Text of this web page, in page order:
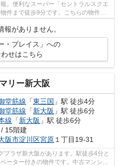
。便利なスーパー「セントラルスクエ
件まで徒歩9分です。こちらの物件に
報がありません。
・プレイス」への
せはこちら
リー新大阪
堂筋線 「東三国 」駅 徒歩4分
堂筋線 「新大阪 」駅 徒歩6分
線 「新大阪 」駅 徒歩6分
15階建
阪市淀川区宮原１丁目19-31
ラザ新大阪があります。駅徒歩4分と
ーター付きの物件です。中古マンショ